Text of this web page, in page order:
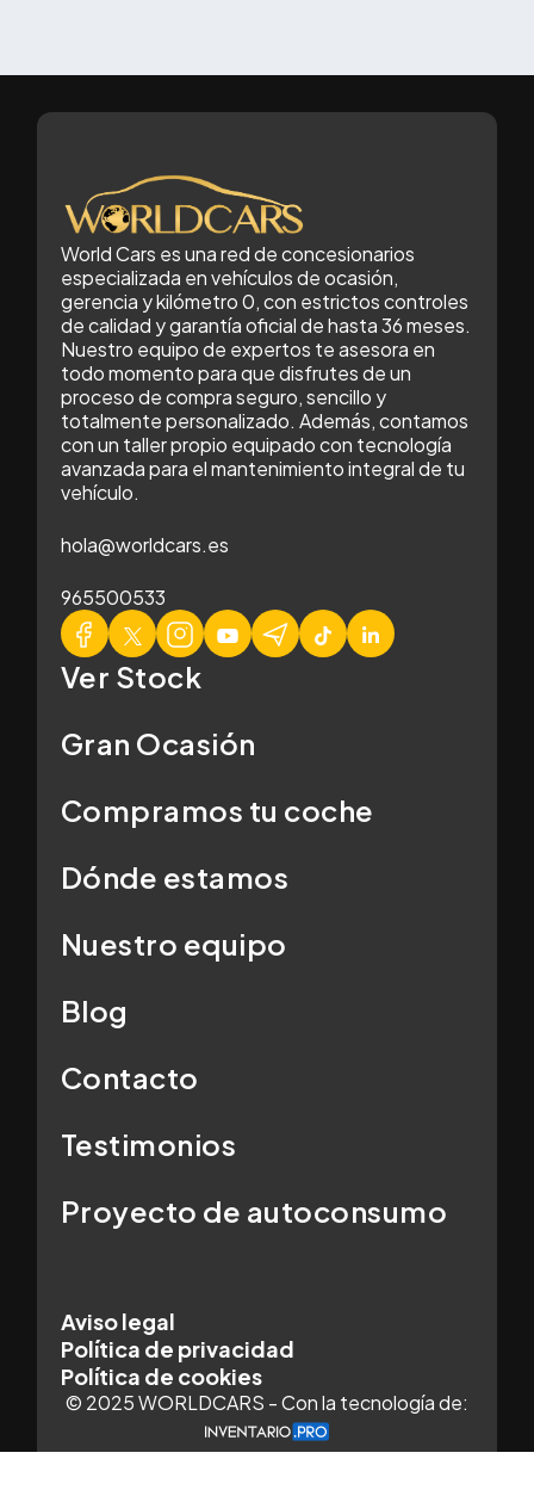
World Cars es una red de concesionarios
especializada en vehículos de ocasión,
gerencia y kilómetro 0, con estrictos controles
de calidad y garantía oficial de hasta 36 meses.
Nuestro equipo de expertos te asesora en
todo momento para que disfrutes de un
proceso de compra seguro, sencillo y
totalmente personalizado. Además, contamos
con un taller propio equipado con tecnología
avanzada para el mantenimiento integral de tu
vehículo.
hola@worldcars.es
965500533
Ver Stock
Gran Ocasión
Compramos tu coche
Dónde estamos
Nuestro equipo
Blog
Contacto
Testimonios
Proyecto de autoconsumo
Aviso legal
Política de privacidad
Política de cookies
© 2025 WORLDCARS - Con la tecnología de: